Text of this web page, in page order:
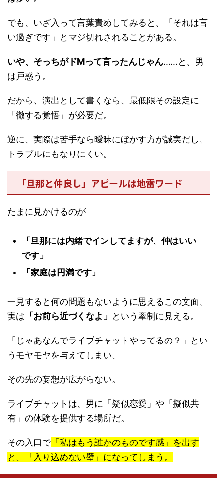
でも、いざ入って言葉責めしてみると、
「それは言
い過ぎです」とマジ切れされることがある。
いや、そっちがドMって言ったんじゃん……と、男
は戸惑う。
だから、 演出として書くなら、最低限その設定に
「徹する覚悟」が必要だ。
逆に、実際は苦手なら曖昧にぼかす方が誠実だし、
トラブルにもなりにくい。
「旦那と仲良し」アピールは地雷ワード
たまに見かけるのが
「旦那には内緒でインしてますが、仲はいい
です」
「家庭は円満です」
一見すると何の問題もないように思えるこの文面、
実は 「お前ら近づくなよ」 という牽制に見える。
「じゃあなんでライブチャットやってるの？」とい
うモヤモヤを与えてしまい、
その先の妄想が広がらない。
ライブチャットは、男に「疑似恋愛」や「擬似共
有」の体験を提供する場所だ。
その入口で 「私はもう誰かのものです感」を出す
と、
「入り込めない壁」になってしまう 。